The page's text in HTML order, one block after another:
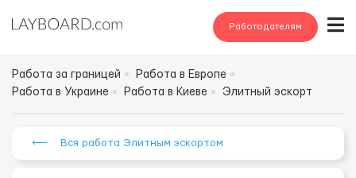
Работодателям
Работа за границей
Работа в Европе
Работа в Украине
Работа в Киеве Элитный эскорт
⟵ Вся работа Элитным эскортом